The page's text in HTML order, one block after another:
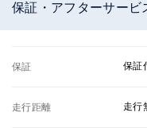
保証・アフターサービ
保証 保証
走行距離 走行